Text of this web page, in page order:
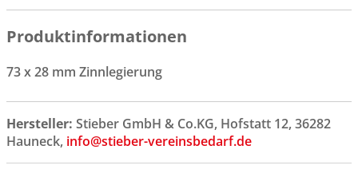
Produktinformationen
73 x 28 mm Zinnlegierung
Hersteller: Stieber GmbH & Co.KG, Hofstatt 12, 36282
Hauneck, info@stieber-vereinsbedarf.de